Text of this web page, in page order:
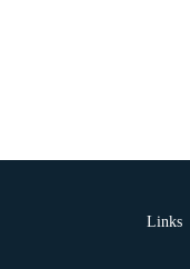
Links